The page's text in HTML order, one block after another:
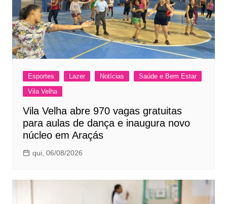
Esportes Lazer Notícias
Saúde e Bem Estar
Vila Velha
Vila Velha abre 970 vagas gratuitas
para aulas de dança e inaugura novo
núcleo em Araçás
qui, 06/08/2026